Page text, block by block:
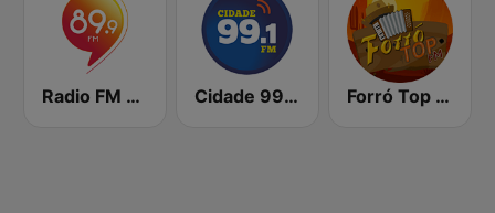
Radio FM 89 Cidade 99.1 FM Forró Top FM